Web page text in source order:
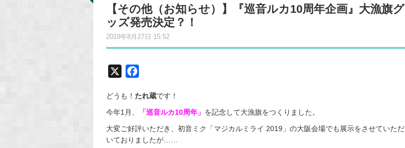
【その他（お知らせ）】『巡音ルカ10周年企画』大漁旗グ
ッズ発売決定？！
2019年8月27日 15:52
c
e
b
o
どうも！ たれ蔵です！
今年1月、
「巡音ルカ10周年」 を記念して大漁旗をつくりました。
大変ご好評いただき、初音ミク「マジカルミライ 2019」の大阪会場でも展示をさせていただ
いておりましたが……